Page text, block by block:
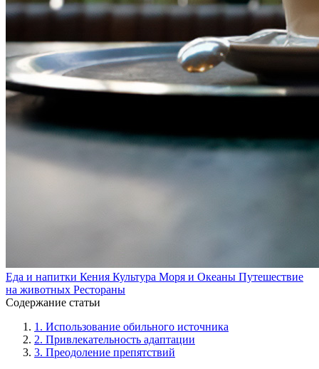
Еда и напитки Кения Культура Моря и Океаны Путешествие
на животных Рестораны
Содержание статьи
1. Использование обильного источника
2. Привлекательность адаптации
3. Преодоление препятствий